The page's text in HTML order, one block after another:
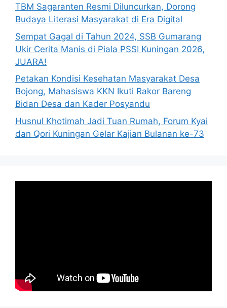
TBM Sagaranten Resmi Diluncurkan, Dorong
Budaya Literasi Masyarakat di Era Digital
Sempat Gagal di Tahun 2024, SSB Gumarang
Ukir Cerita Manis di Piala PSSI Kuningan 2026,
JUARA!
Petakan Kondisi Kesehatan Masyarakat Desa
Bojong, Mahasiswa KKN Ikuti Rakor Bareng
Bidan Desa dan Kader Posyandu
Husnul Khotimah Jadi Tuan Rumah, Forum Kyai
dan Qori Kuningan Gelar Kajian Bulanan ke-73